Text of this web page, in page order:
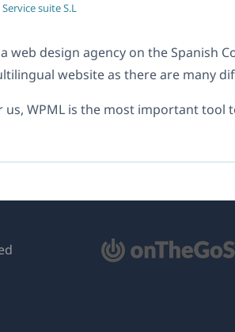
Service suite S.L
web design agency on the Spanish
website as there are many
us, WPML is the most important tool